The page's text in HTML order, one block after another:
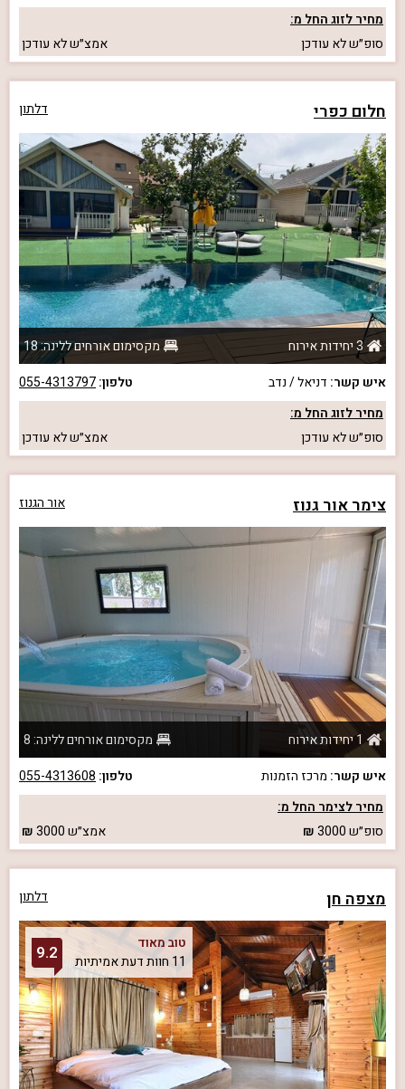
מחיר לזוג החל מ:
סופ״שלא עודכן אמצ״שלא עודכן
חלום כפרי דלתון
3 יחידות אירוח
מקסימום אורחים ללינה: 18
איש קשר: דניאל / נדב טלפון:055-4313797
מחיר לזוג החל מ:
סופ״שלא עודכן אמצ״שלא עודכן
צימר אור גנוז אור הגנוז
1 יחידות אירוח
מקסימום אורחים ללינה: 8
איש קשר: מרכז הזמנות טלפון: 055-4313608
מחיר לצימר החל מ:
סופ״ש3000 אמצ״ש3000
מצפה חן דלתון
טוב מאוד
11 חוות דעת אמיתיות
9.2